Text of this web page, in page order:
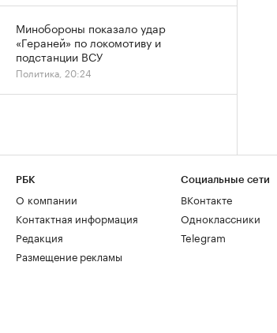
Минобороны показало удар
«Гераней» по локомотиву и
подстанции ВСУ
Политика, 20:24
РБК
О компании
Контактная информация
Редакция
Размещение рекламы
Социальные сети
ВКонтакте
Одноклассники
Telegram